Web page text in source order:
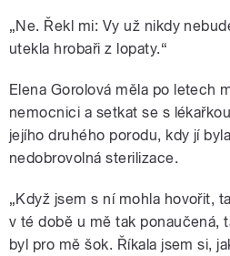
„Ne. Řekl mi: Vy už nikdy
utekla hrobaři z lopaty.“
Elena Gorolová měla po letech
nemocnici a setkat se s
jejího druhého porodu, kdy jí
nedobrovolná sterilizace.
„Když jsem s ní mohla hovořit,
v té době u mě tak ponaučená,
byl pro mě šok. Říkala jsem si,